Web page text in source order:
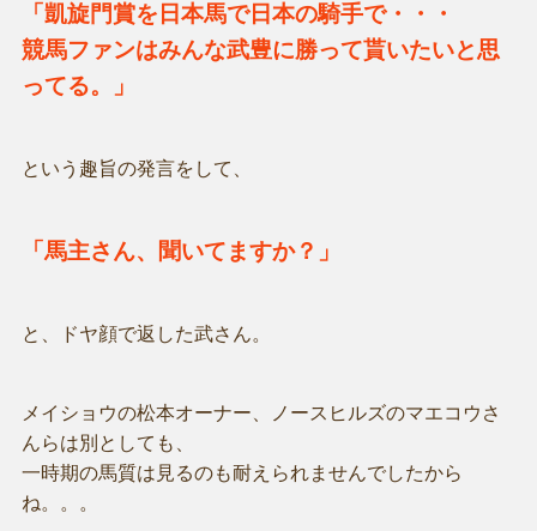
「凱旋門賞を日本馬で日本の騎手で・・・
競馬ファンはみんな武豊に勝って貰いたいと思
ってる。」
という趣旨の発言をして、
「馬主さん、聞いてますか？」
と、ドヤ顔で返した武さん。
メイショウの松本オーナー、ノースヒルズのマエコウさ
んらは別としても、
一時期の馬質は見るのも耐えられませんでしたから
ね。。。